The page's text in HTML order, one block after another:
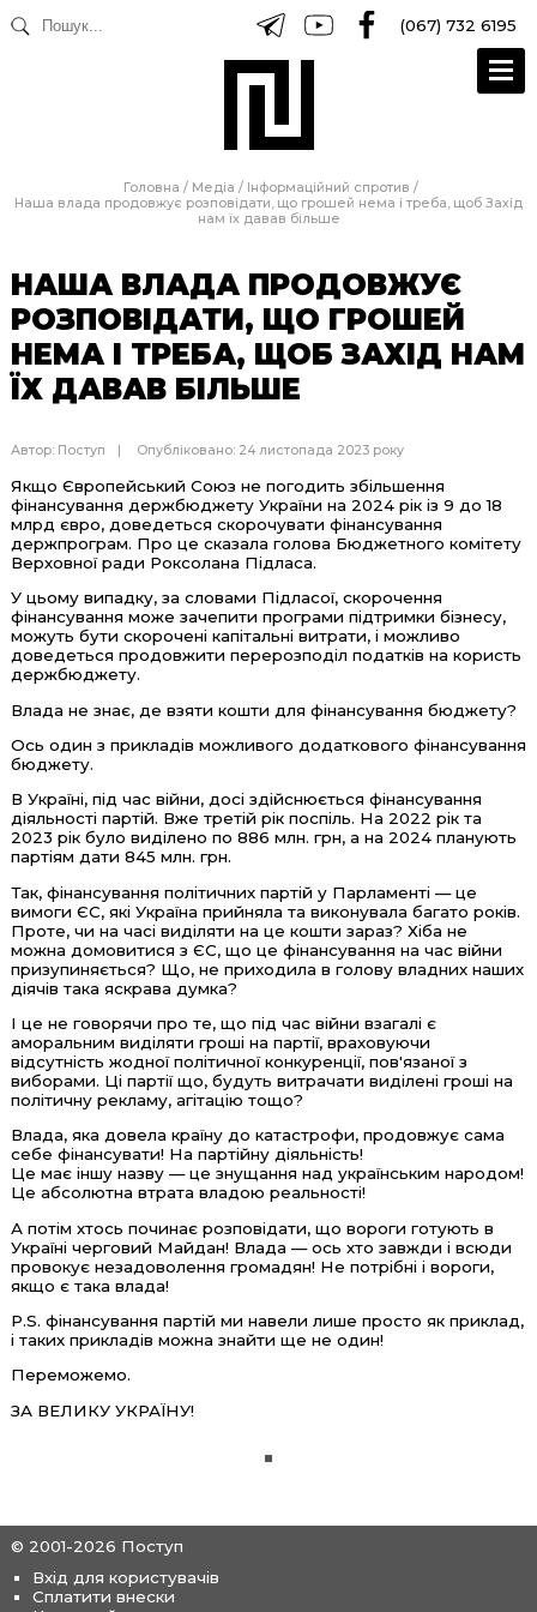
(067) 732 6195
Головна / Медіа / Інформаційний спротив /
Наша влада продовжує розповідати, що грошей нема і треба, щоб Захід
нам їх давав більше
НАША ВЛАДА ПРОДОВЖУЄ
РОЗПОВІДАТИ, ЩО ГРОШЕЙ
НЕМА І ТРЕБА, ЩОБ ЗАХІД НАМ
ЇХ ДАВАВ БІЛЬШЕ
Автор: Поступ Опубліковано: 24 листопада 2023 року
Якщо Європейський Союз не погодить збільшення
фінансування держбюджету України на 2024 рік із 9 до 18
млрд євро, доведеться скорочувати фінансування
держпрограм. Про це сказала голова Бюджетного комітету
Верховної ради Роксолана Підласа.
У цьому випадку, за словами Підласої, скорочення
фінансування може зачепити програми підтримки бізнесу,
можуть бути скорочені капітальні витрати, і можливо
доведеться продовжити перерозподіл податків на користь
держбюджету.
Влада не знає, де взяти кошти для фінансування бюджету?
Ось один з прикладів можливого додаткового фінансування
бюджету.
В Україні, під час війни, досі здійснюється фінансування
діяльності партій. Вже третій рік поспіль. На 2022 рік та
2023 рік було виділено по 886 млн. грн, а на 2024 планують
партіям дати 845 млн. грн.
Так, фінансування політичних партій у Парламенті —це
вимоги ЄС, які Україна прийняла та виконувала багато років.
Проте, чи на часі виділяти на це кошти зараз? Хіба не
можна домовитися з ЄС, що це фінансування на час війни
призупиняється? Що, не приходила в голову владних наших
діячів така яскрава думка?
І це не говорячи про те, що під час війни взагалі є
аморальним виділяти гроші на партії, враховуючи
відсутність жодної політичної конкуренції, пов'язаної з
виборами. Ці партії що, будуть витрачати виділені гроші на
політичну рекламу, агітацію тощо?
Влада, яка довела країну до катастрофи, продовжує сама
себе фінансувати! На партійну діяльність!
Це має іншу назву — це знущання над українським народом!
Це абсолютна втрата владою реальності!
А потім хтось починає розповідати, що вороги готують в
Україні черговий Майдан! Влада —ось хто завжди і всюди
провокує незадоволення громадян! Не потрібні і вороги,
якщо є така влада!
P.S. фінансування партій ми навели лише просто як приклад,
і таких прикладів можна знайти ще не один!
Переможемо.
ЗА ВЕЛИКУ УКРАЇНУ!
© 2001-2026 Поступ
Вхід для користувачів
Сплатити внески